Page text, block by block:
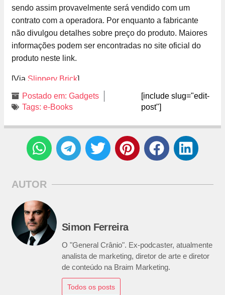
sendo assim provavelmente será vendido com um
contrato com a operadora. Por enquanto a fabricante
não divulgou detalhes sobre preço do produto. Maiores
informações podem ser encontradas no site oficial do
produto neste link.
[Via Slippery Brick]
Postado em: Gadgets
Tags: e-Books
[include slug="edit-
post"]
AUTOR
Simon Ferreira
O "General Crânio". Ex-podcaster, atualmente
analista de marketing, diretor de arte e diretor
de conteúdo na Braim Marketing.
Todos os posts